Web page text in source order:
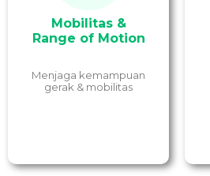
Mobilitas &
Range of Motion
Menjaga kemampuan
gerak & mobilitas
pasien hingga latihan
menggerakkan anggota
tubuh.